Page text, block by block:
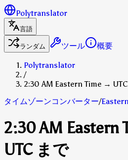
Polytranslator
言語
ランダム ツール 概要
Polytranslator
/
2:30 AM Eastern Time → UTC
タイムゾーンコンバーター/
2:30 AM Eastern
UTC まで